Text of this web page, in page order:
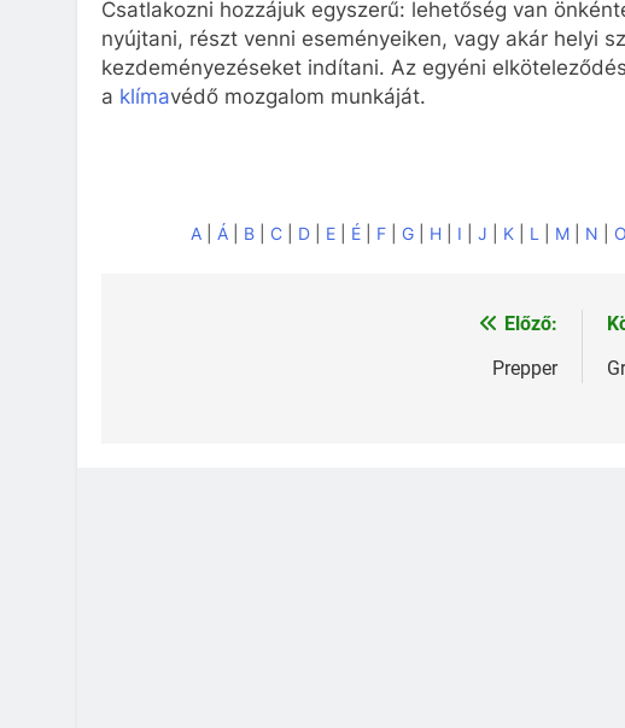
Csatlakozni hozzájuk egyszerű: lehetőség van
nyújtani, részt venni eseményeiken, vagy akár helyi
kezdeményezéseket indítani. Az egyéni
a klímavédő mozgalom munkáját.
A| Á| B| C| D| E| É| F| G| H| I J K| L M| N O
Előző:
Prepper